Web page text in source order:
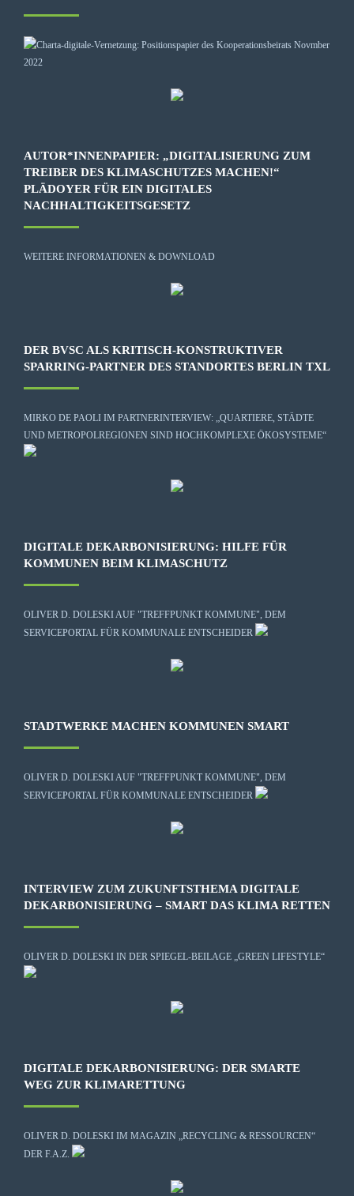
AUTOR*INNENPAPIER: „DIGITALISIERUNG ZUM
TREIBER DES KLIMASCHUTZES MACHEN!“
PLÄDOYER FÜR EIN DIGITALES
NACHHALTIGKEITSGESETZ
WEITERE INFORMATIONEN & DOWNLOAD
DER BVSC ALS KRITISCH-KONSTRUKTIVER
SPARRING-PARTNER DES STANDORTES BERLIN TXL
MIRKO DE PAOLI IM PARTNERINTERVIEW: „QUARTIERE, STÄDTE
UND METROPOLREGIONEN SIND HOCHKOMPLEXE ÖKOSYSTEME“
DIGITALE DEKARBONISIERUNG: HILFE FÜR
KOMMUNEN BEIM KLIMASCHUTZ
OLIVER D. DOLESKI AUF "TREFFPUNKT KOMMUNE", DEM
SERVICEPORTAL FÜR KOMMUNALE ENTSCHEIDER
STADTWERKE MACHEN KOMMUNEN SMART
OLIVER D. DOLESKI AUF "TREFFPUNKT KOMMUNE", DEM
SERVICEPORTAL FÜR KOMMUNALE ENTSCHEIDER
INTERVIEW ZUM ZUKUNFTSTHEMA DIGITALE
DEKARBONISIERUNG – SMART DAS KLIMA RETTEN
OLIVER D. DOLESKI IN DER SPIEGEL-BEILAGE „GREEN LIFESTYLE“
DIGITALE DEKARBONISIERUNG: DER SMARTE
WEG ZUR KLIMARETTUNG
OLIVER D. DOLESKI IM MAGAZIN „RECYCLING & RESSOURCEN“
DER F.A.Z.